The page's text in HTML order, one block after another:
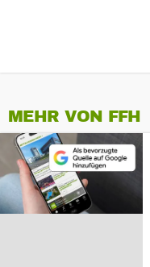
MEHR VON FFH